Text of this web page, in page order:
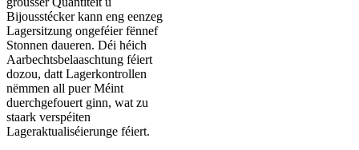
Bijousstécker kann eng eenzeg
Lagersitzung ongeféier fënnef
Stonnen daueren. Déi héich
Aarbechtsbelaaschtung féiert
dozou, datt Lagerkontrollen
nëmmen all puer Méint
duerchgefouert ginn, wat zu
staark verspéiten
Lageraktualiséierunge féiert.